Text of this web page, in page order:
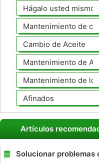
Hágalo usted mismo
Mantenimiento de
Cambio de Aceite
Mantenimiento de
Mantenimiento de los
Afinados
Artículos
Solucionar problemas